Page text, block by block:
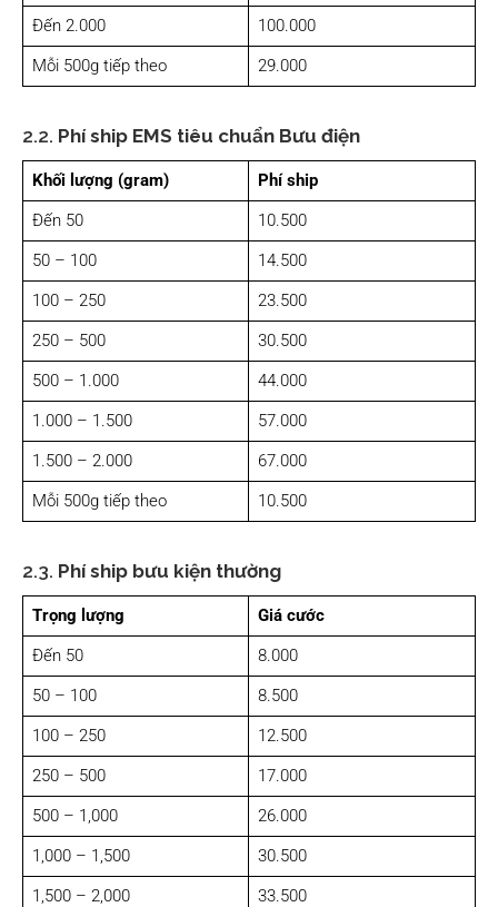
Đến 2.000
100.000
Mỗi 500g tiếp theo
29.000
2.2. Phí ship EMS tiêu chuẩn Bưu điện
Khối lượng (gram)
Phí ship
Đến 50
10.500
50 – 100
14.500
100 – 250
23.500
250 – 500
30.500
500 – 1.000
44.000
1.000 – 1.500
57.000
1.500 – 2.000
67.000
Mỗi 500g tiếp theo
10.500
2.3. Phí ship bưu kiện thường
Trọng lượng
Giá cước
Đến 50
8.000
50 – 100
8.500
100 – 250
12.500
250 – 500
17.000
500 – 1,000
26.000
1,000 – 1,500
30.500
1,500 – 2,000
33.500